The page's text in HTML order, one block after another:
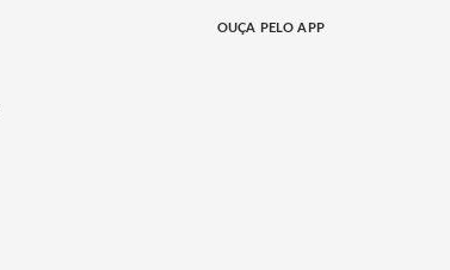
OUÇA PELO APP